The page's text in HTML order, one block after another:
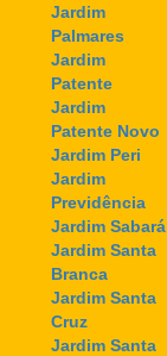
Jardim
Palmares
Jardim
Patente
Jardim
Patente Novo
Jardim Peri
Jardim
Previdência
Jardim Sabará
Jardim Santa
Branca
Jardim Santa
Cruz
Jardim Santa